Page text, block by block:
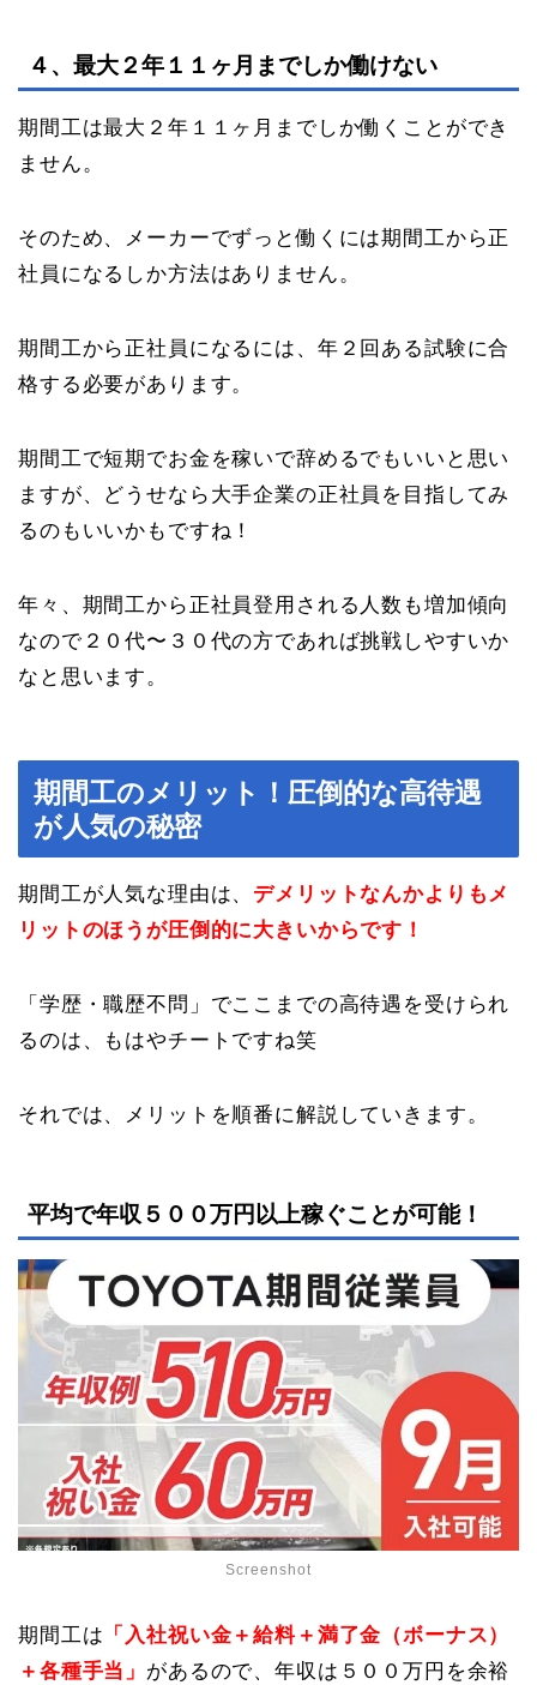
４、最大２年１１ヶ月までしか働けない
期間工は最大２年１１ヶ月までしか働くことができ
ません。
そのため、メーカーでずっと働くには期間工から正
社員になるしか方法はありません。
期間工から正社員になるには、年２回ある試験に合
格する必要があります。
期間工で短期でお金を稼いで辞めるでもいいと思い
ますが、どうせなら大手企業の正社員を目指してみ
るのもいいかもですね！
年々、期間工から正社員登用される人数も増加傾向
なので２０代〜３０代の方であれば挑戦しやすいか
なと思います。
期間工のメリット！圧倒的な高待遇
が人気の秘密
期間工が人気な理由は、 デメリットなんかよりもメ
リットのほうが圧倒的に大きいからです！
「学歴・職歴不問」でここまでの高待遇を受けられ
るのは、もはやチートですね笑
それでは、メリットを順番に解説していきます。
平均で年収５００万円以上稼ぐことが可能！
Screenshot
期間工は 「入社祝い金＋給料＋満了金（ボーナス）
＋各種手当」 があるので、年収は５００万円を余裕